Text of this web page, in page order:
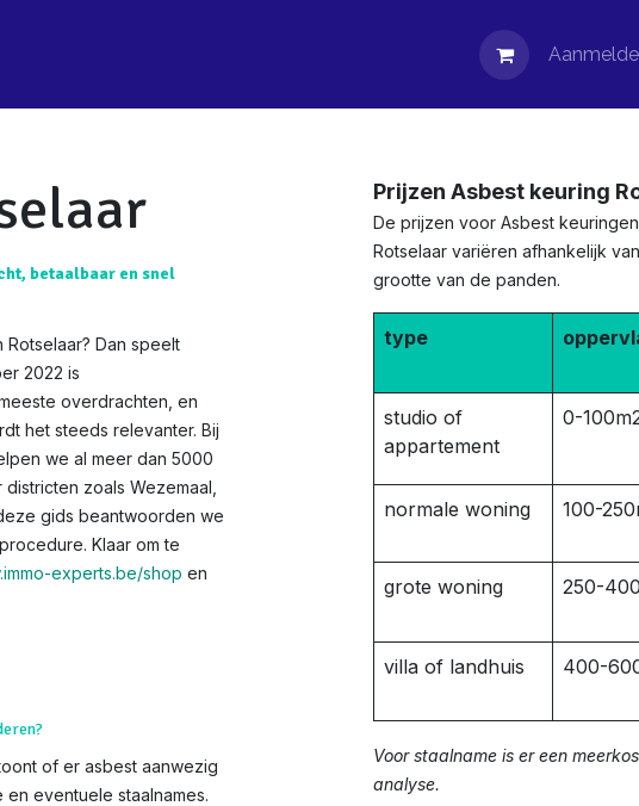
Contact
betaalbaar en snel
Dan speelt
2022 is
overdrachten, en
het steeds relevanter. Bij
we al meer dan 5000
zoals Wezemaal,
gids beantwoorden we
Klaar om te
experts.be/shop en
of er asbest aanwezig
eventuele staalnames.
Prijzen Asbest keuring
De prijzen voor Asbest
Rotselaar variëren afhankelijk
grootte van de panden.
type
studio of
appartement
0-
normale woning 100-
grote woning 250-
villa of landhuis 400-
Voor staalname is er een
analyse.